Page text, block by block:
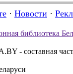
· Новости ·
библиотека
- составная